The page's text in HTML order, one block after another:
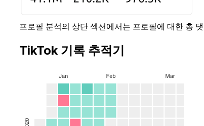
프로필 분석의 상단 섹션에서는 프로필에 대한 총
TikTok 기록 추적기